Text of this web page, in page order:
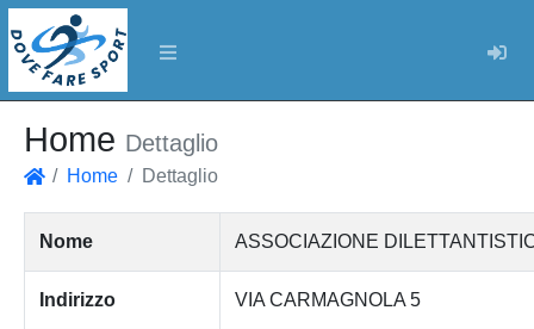
Home Dettaglio
Home Dettaglio
Nome ASSOCIAZIONE
Indirizzo VIA CARMAGNOLA 5